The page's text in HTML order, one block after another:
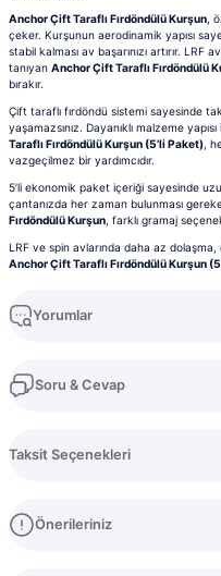
Anchor Çift Taraflı Fırdöndülü Kurşun ,
çeker. Kurşunun aerodinamik yapısı
stabil kalması av başarınızı artırır. LRF
tanıyan Anchor Çift Taraflı Fırdöndülü
bırakır.
Çift taraflı fırdöndü sistemi sayesinde
yaşamazsınız. Dayanıklı malzeme
Taraflı Fırdöndülü Kurşun (5’li Paket) ,
vazgeçilmez bir yardımcıdır.
5’li ekonomik paket içeriği sayesinde
çantanızda her zaman bulunması
Fırdöndülü Kurşun , farklı gramaj
LRF ve spin avlarında daha az
Anchor Çift Taraflı Fırdöndülü Kurşun
Yorumlar
Soru & Cevap
Taksit Seçenekleri
Önerileriniz